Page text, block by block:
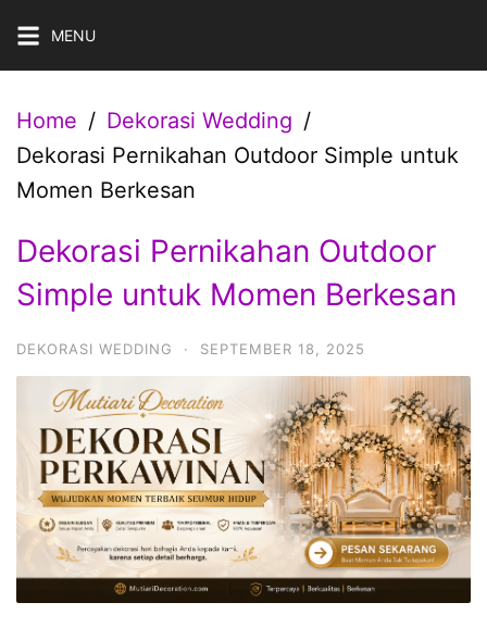
Skip
MENU
Home
Dekorasi Wedding
Dekorasi Pernikahan Outdoor Simple untuk
Momen Berkesan
Dekorasi Pernikahan Outdoor
Simple untuk Momen Berkesan
DEKORASI WEDDING · SEPTEMBER 18, 2025